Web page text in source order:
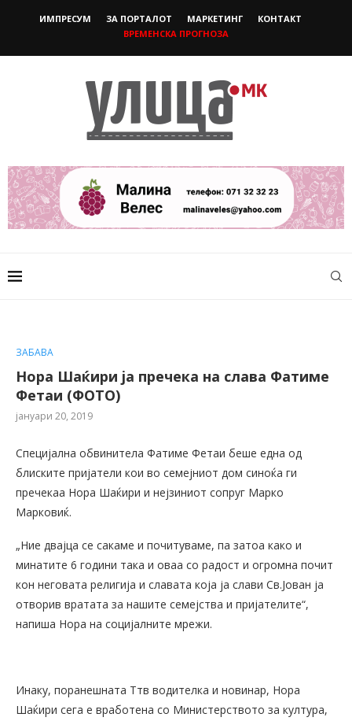
ИМПРЕСУМ ЗА ПОРТАЛОТ МАРКЕТИНГ
КОНТАКТ
ВРЕМЕНСКА ПРОГНОЗА
ЗАБАВА
Нора Шаќири ја пречека на слава Фатиме
Фетаи (ФОТО)
јануари 20, 2019
Специјална обвинитела Фатиме Фетаи беше една од
блиските пријатели кои во семејниот дом синоќа ги
пречекаа Нора Шаќири и нејзиниот сопруг Марко
Марковиќ.
„Ние двајца се сакаме и почитуваме, па затоа како и
минатите 6 години така и оваа со радост и огромна почит
кон неговата религија и славата која ја слави Св.Јован ја
отворив вратата за нашите семејства и пријателите“,
напиша Нора на социјалните мрежи.
Инаку, поранешната Ттв водителка и новинар, Нора
Шаќири сега е вработена со Министерството за култура,